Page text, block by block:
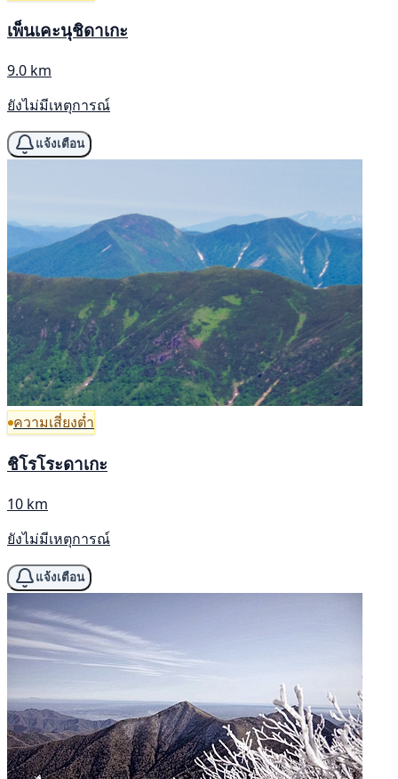
เพ็นเคะนุชิดาเกะ
9.0 km
ยังไม่มีเหตุการณ์
แจ้งเตือน
ความเสี่ยงต่ำ
ชิโรโระดาเกะ
10 km
ยังไม่มีเหตุการณ์
แจ้งเตือน